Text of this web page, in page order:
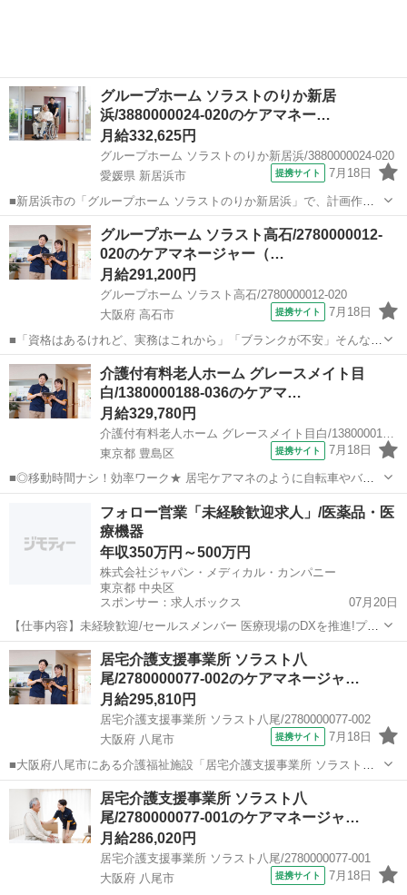
グループホーム ソラストのりか新居
浜/3880000024-020のケアマネー…
月給332,625円
グループホーム ソラストのりか新居浜/3880000024-020
愛媛県 新居浜市
提携サイト 7月18日
■新居浜市の「グループホーム ソラストのりか新居浜」で、計画作成
担当者（ケアマネジャー）を募集中！ ★創業60年以上の大手だからこ
その好待遇 月給33万円以上◎夜勤手当や賞与もある納得の好待遇。 大
手ならではの安定感のもと...
愛媛 新居浜市 ケアマネージャー
グループホーム ソラスト高石/2780000012-
020のケアマネージャー（…
月給291,200円
グループホーム ソラスト高石/2780000012-020
大阪府 高石市
提携サイト 7月18日
■「資格はあるけれど、実務はこれから」「ブランクが不安」そんなあ
なたの再出発を、応援します！ 高石市西取石の「グループホーム ソラ
スト高石」では、施設ケアマネ（計画作成担当者）の正社員を募集
中。実務経験やブランクの有無は問...
大阪 高石市 ケアマネージャー
介護付有料老人ホーム グレースメイト目
白/1380000188-036のケアマ…
月給329,780円
東京都 豊島区
提携サイト 7月18日
■◎移動時間ナシ！効率ワーク★ 居宅ケアマネのように自転車やバイ
クで走まわる必要はありません！担当する入居者さまは同じ建物内に
います。雨の日も風の日も施設内で業務が完結★ ◎変化にすぐに気づ
ける距離感★ 毎日顔を合わせるか...
ケアマネージャー
フォロー営業「未経験歓迎求人」/医薬品・医
療機器
年収350万円～500万円
株式会社ジャパン・メディカル・カンパニー
東京都 中央区
スポンサー：求人ボックス
07月20日
【仕事内容】未経験歓迎/セールスメンバー 医療現場のDXを推進!プロ
ダクト活用支援&フォロー営業で、医療従事者と患者の未来を支えませ
んか? 仕事内容: 私たちは最先端の3Dプリント技術を用いた医療Tech
のベンチャー企業です。医療...
正社員
居宅介護支援事業所 ソラスト八
尾/2780000077-002のケアマネージャ…
月給295,810円
居宅介護支援事業所 ソラスト八尾/2780000077-002
大阪府 八尾市
提携サイト 7月18日
■大阪府八尾市にある介護福祉施設「居宅介護支援事業所 ソラスト八
尾」で主任ケアマネージャー（正社員）の求人募集。 主任介護支援専
門員の資格を活かし、創業60年の安定企業で正社員として安定して働
ける環境です。 ◎介護支援専門...
大阪 八尾市 ケアマネージャー
居宅介護支援事業所 ソラスト八
尾/2780000077-001のケアマネージャ…
月給286,020円
居宅介護支援事業所 ソラスト八尾/2780000077-001
大阪府 八尾市
提携サイト 7月18日